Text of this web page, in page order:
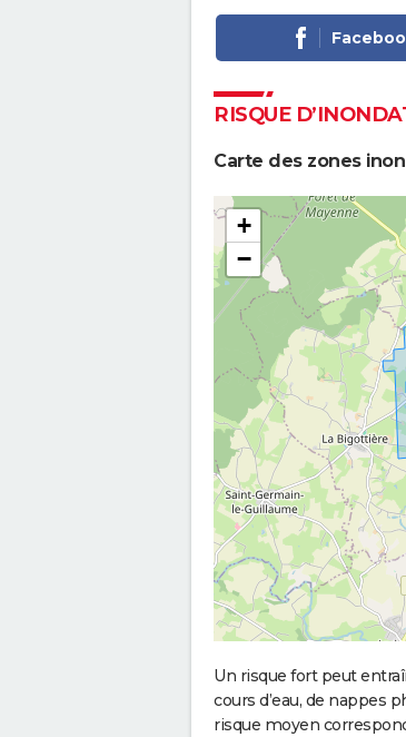
RISQUE
Carte des zones
+
−
Un risque fort peut
cours d’eau, de nappes
risque moyen